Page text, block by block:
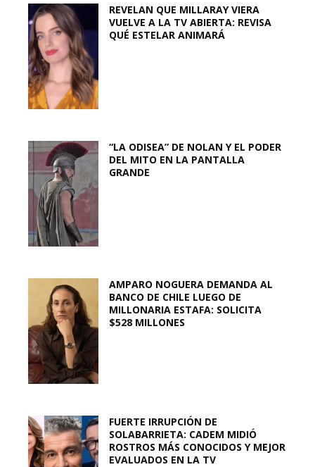
REVELAN QUE MILLARAY VIERA
VUELVE A LA TV ABIERTA: REVISA
QUÉ ESTELAR ANIMARÁ
“LA ODISEA” DE NOLAN Y EL PODER
DEL MITO EN LA PANTALLA
GRANDE
AMPARO NOGUERA DEMANDA AL
BANCO DE CHILE LUEGO DE
MILLONARIA ESTAFA: SOLICITA
$528 MILLONES
FUERTE IRRUPCIÓN DE
SOLABARRIETA: CADEM MIDIÓ
ROSTROS MÁS CONOCIDOS Y MEJOR
EVALUADOS EN LA TV